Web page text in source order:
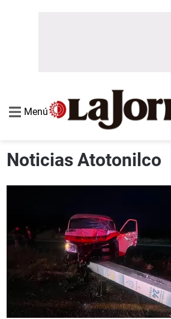
Menú
Noticias Atotonilco